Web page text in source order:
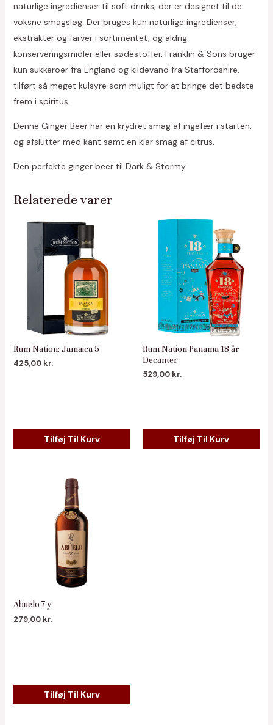
naturlige ingredienser til soft drinks, der er designet til de
voksne smagsløg. Der bruges kun naturlige ingredienser,
ekstrakter og farver i sortimentet, og aldrig
konserveringsmidler eller sødestoffer. Franklin & Sons bruger
kun sukkeroer fra England og kildevand fra Staffordshire,
tilført så meget kulsyre som muligt for at bringe det bedste
frem i spiritus.
Denne Ginger Beer har en krydret smag af ingefær i starten,
og afslutter med kant samt en klar smag af citrus.
Den perfekte ginger beer til Dark & Stormy
Relaterede varer
Rum Nation: Jamaica 5
425,00 kr.
Tilføj Til Kurv
Rum Nation Panama 18 år
Decanter
529,00 kr.
Tilføj Til Kurv
Abuelo 7 y
279,00 kr.
Tilføj Til Kurv